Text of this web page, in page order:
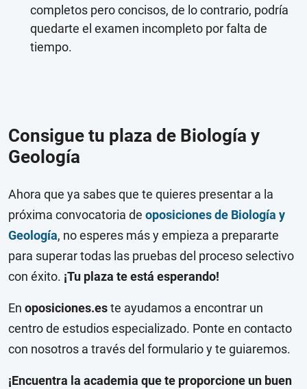
completos pero concisos, de lo contrario, podría
quedarte el examen incompleto por falta de
tiempo.
Consigue tu plaza de Biología y
Geología
Ahora que ya sabes que te quieres presentar a la
próxima convocatoria de oposiciones de Biología y
Geología, no esperes más y empieza a prepararte
para superar todas las pruebas del proceso selectivo
con éxito. ¡Tu plaza te está esperando!
En oposiciones.este ayudamos a encontrar un
centro de estudios especializado. Ponte en contacto
con nosotros a través del formulario y te guiaremos.
¡Encuentra la academia que te proporcione un buen